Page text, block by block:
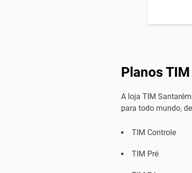
Planos
A loja TIM
para todo mundo,
TIM Controle
TIM Pré